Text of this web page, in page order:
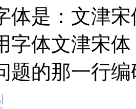
体是：文津
字体文津宋
题的那一行